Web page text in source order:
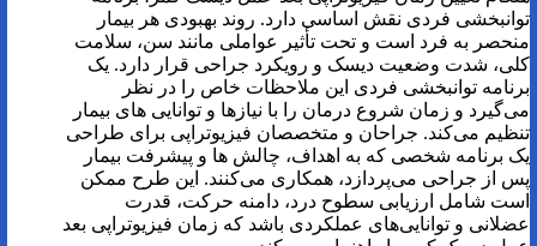
توانبخشی فردی نقش اساسی دارد. روند بهبودی هر بیمار
منحصر به فرد است و تحت تأثیر عواملی مانند سن، سلامت
کلی، شدت وضعیت دیسک و رویکرد جراحی قرار دارد. یک
برنامه توانبخشی فردی این ملاحظات خاص را در نظر
می‌گیرد و زمان شروع درمان را با نیازها و توانایی های بیمار
تنظیم می‌کند. جراحان و متخصصان فیزیوتراپی برای طراحی
یک برنامه شخصی که به اهداف، چالش ها و پیشرفت بیمار
پس از جراحی می‌پردازد، همکاری می‌کنند. این طرح ممکن
است شامل ارزیابی سطوح درد، دامنه حرکت، قدرت
عضلانی و توانایی‌های عملکردی باشد که زمان فیزیوتراپی بعد